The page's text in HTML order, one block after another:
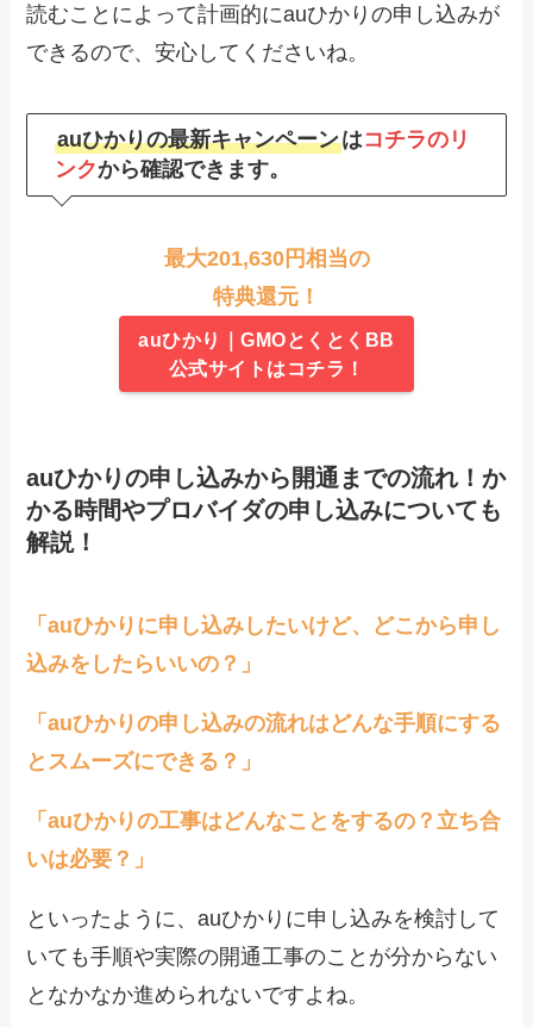
読むことによって計画的にauひかりの申し込みが
できるので、安心してくださいね。
auひかりの最新キャンペーンはコチラのリ
ンクから確認できます。
最大201,630円相当の
特典還元！
auひかり｜GMOとくとくBB
公式サイトはコチラ！
auひかりの申し込みから開通までの流れ！か
かる時間やプロバイダの申し込みについても
解説！
「auひかりに申し込みしたいけど、どこから申し
込みをしたらいいの？」
「auひかりの申し込みの流れはどんな手順にする
とスムーズにできる？」
「auひかりの工事はどんなことをするの？立ち合
いは必要？」
といったように、auひかりに申し込みを検討して
いても手順や実際の開通工事のことが分からない
となかなか進められないですよね。